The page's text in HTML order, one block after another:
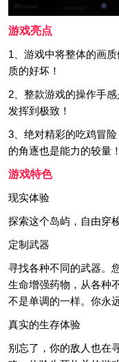
游戏亮点
1、游戏中将整体的画
质的好坏！
2、整款游戏的操作手
发挥到极致！
3、绝对精彩的吃鸡冒
的角逐也是能力的较量！
游戏特色
现实体验
探索这个岛屿，自由穿
定制武器
寻找各种不同的武器。
生命增强药物，从各种
不是单调的一样。你永
真实的生存体验
别忘了，你的敌人也在